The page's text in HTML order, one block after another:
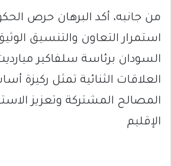
من جانبه، أكد البرهان حرص
استمرار التعاون والتنسيق
السودان برئاسة سلفاكير
العلاقات الثنائية تمثل ركيزة
المصالح المشتركة وتعزيز
الإقليم